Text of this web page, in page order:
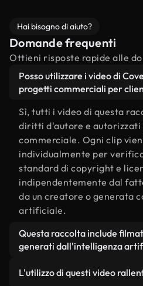
Hai bisogno di aiuto?
Domande frequenti
Ottieni risposte rapide alle
Posso utilizzare i video di
progetti commerciali per
Sì, tutti i video di questa
diritti d'autore e autorizzati
commerciale. Ogni clip
individualmente per
standard di copyright e
indipendentemente dal
da un creatore o generata
artificiale.
Questa raccolta include
generati dall'intelligenza
da filmati reali, girati da
L'utilizzo di questi video